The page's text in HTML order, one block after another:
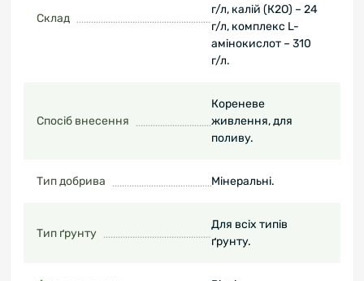
Склад
г/л, калій (К2О) – 24
г/л, комплекс L-
амінокислот – 310
г/л.
Спосіб внесення
Кореневе
живлення, для
поливу.
Тип добрива Мінеральні.
Тип ґрунту
Для всіх типів
ґрунту.